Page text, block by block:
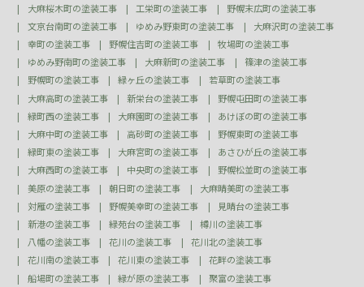
大麻桜木町の塗装工事
工栄町の塗装工事
野幌末広町の塗装工事
文京台南町の塗装工事
ゆめみ野東町の塗装工事
大麻沢町の塗装工事
幸町の塗装工事
野幌住吉町の塗装工事
牧場町の塗装工事
ゆめみ野南町の塗装工事
大麻新町の塗装工事
篠津の塗装工事
野幌町の塗装工事
緑ヶ丘の塗装工事
若草町の塗装工事
大麻高町の塗装工事
新栄台の塗装工事
野幌屯田町の塗装工事
緑町西の塗装工事
大麻園町の塗装工事
あけぼの町の塗装工事
大麻中町の塗装工事
高砂町の塗装工事
野幌東町の塗装工事
緑町東の塗装工事
大麻宮町の塗装工事
あさひが丘の塗装工事
大麻西町の塗装工事
中央町の塗装工事
野幌松並町の塗装工事
美原の塗装工事
朝日町の塗装工事
大麻晴美町の塗装工事
対雁の塗装工事
野幌美幸町の塗装工事
見晴台の塗装工事
新港の塗装工事
緑苑台の塗装工事
樽川の塗装工事
八幡の塗装工事
花川の塗装工事
花川北の塗装工事
花川南の塗装工事
花川東の塗装工事
花畔の塗装工事
船場町の塗装工事
緑が原の塗装工事
聚富の塗装工事